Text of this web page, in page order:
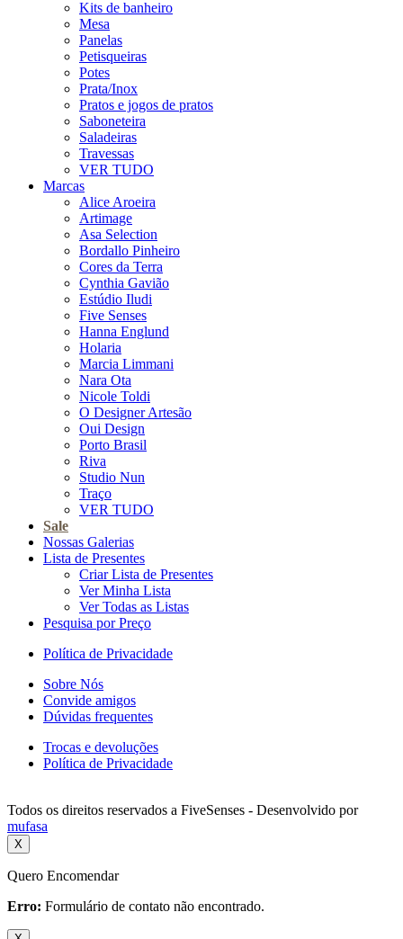
Kits de banheiro
Mesa
Panelas
Petisqueiras
Potes
Prata/Inox
Pratos e jogos de pratos
Saboneteira
Saladeiras
Travessas
VER TUDO
Marcas
Alice Aroeira
Artimage
Asa Selection
Bordallo Pinheiro
Cores da Terra
Cynthia Gavião
Estúdio Iludi
Five Senses
Hanna Englund
Holaria
Marcia Limmani
Nara Ota
Nicole Toldi
O Designer Artesão
Oui Design
Porto Brasil
Riva
Studio Nun
Traço
VER TUDO
Sale
Nossas Galerias
Lista de Presentes
Criar Lista de Presentes
Ver Minha Lista
Ver Todas as Listas
Pesquisa por Preço
Política de Privacidade
Sobre Nós
Convide amigos
Dúvidas frequentes
Trocas e devoluções
Política de Privacidade
Todos os direitos reservados a FiveSenses - Desenvolvido por
mufasa
X
Quero Encomendar
Erro: Formulário de contato não encontrado.